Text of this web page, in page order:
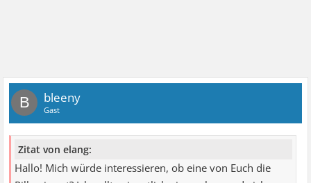
B bleeny
Gast
Zitat von elang:
Hallo! Mich würde interessieren, ob eine von Euch die